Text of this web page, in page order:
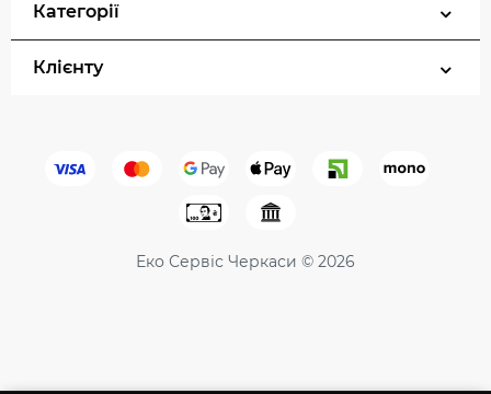
Категорії
Клієнту
Еко Сервіс Черкаси © 2026